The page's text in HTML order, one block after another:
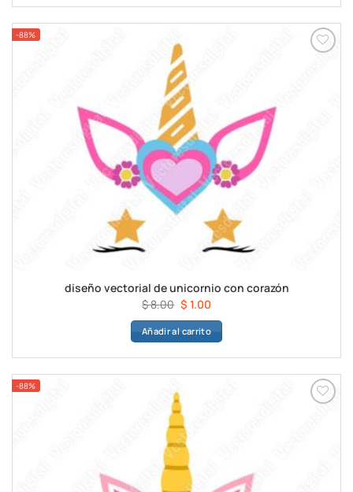
$ 8.00.$ 1.00.
-88%
diseño vectorial de unicornio con corazón
$8.00 El
precio
original
$ 8.00.
$ 1.00El
precio
actual
$ 1.00.
Añadir al carrito
-88%